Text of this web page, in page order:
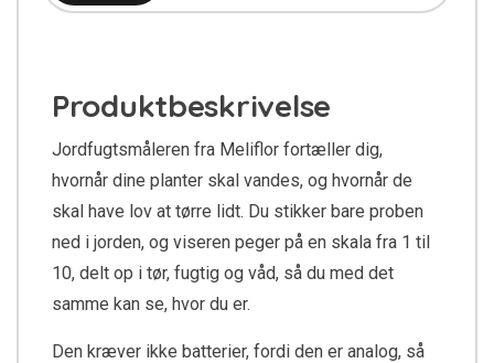
Produktbeskrivelse
Jordfugtsmåleren fra Meliflor fortæller dig,
hvornår dine planter skal vandes, og hvornår de
skal have lov at tørre lidt. Du stikker bare proben
ned i jorden, og viseren peger på en skala fra 1 til
10, delt op i tør, fugtig og våd, så du med det
samme kan se, hvor du er.
Den kræver ikke batterier, fordi den er analog, så